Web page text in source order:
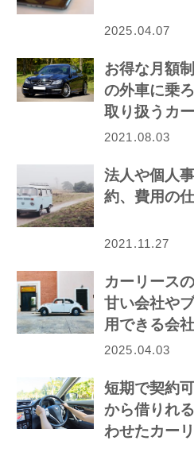
2025.04.07
お得な月額
の外車に乗
取り扱うカ
介！
2021.08.03
法人や個人
約、費用の
2021.11.27
カーリース
甘い会社や
用できる会
2025.04.03
短期で契約
から借りれ
わせたカー